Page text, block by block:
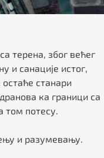
терена, због већег
и санације истог,
станари
ка граници са
том потесу.
и разумевању.